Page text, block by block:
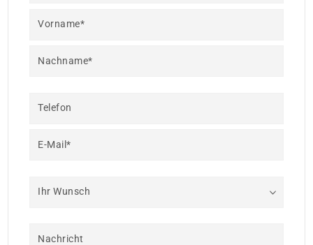
Vorname*
Nachname*
Telefon
E-Mail*
Ihr Wunsch
Nachricht